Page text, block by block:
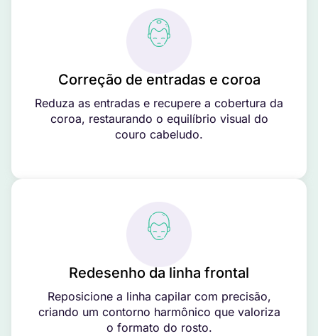
Correção de entradas e coroa
Reduza as entradas e recupere a cobertura da
coroa, restaurando o equilíbrio visual do
couro cabeludo.
Redesenho da linha frontal
Reposicione a linha capilar com precisão,
criando um contorno harmônico que valoriza
o formato do rosto.